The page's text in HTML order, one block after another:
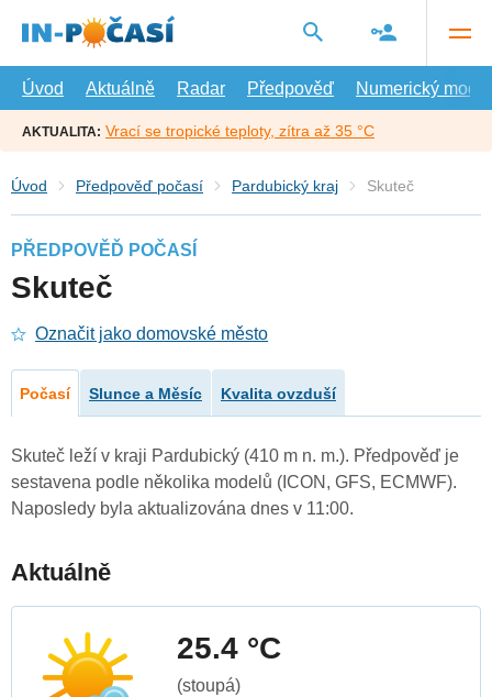
hlavní
Úvod
Aktuálně Radar Předpověď Numerický model
AKTUALITA: Vrací se tropické teploty, zítra až 35 °C
Úvod Předpověď počasí Pardubický kraj Skuteč
PŘEDPOVĚĎ POČASÍ
Skuteč
Označit jako domovské město
Počasí Slunce a Měsíc Kvalita ovzduší
Skuteč leží v kraji Pardubický (410 m n. m.). Předpověď je
sestavena podle několika modelů (ICON, GFS, ECMWF).
Naposledy byla aktualizována dnes v 11:00.
Aktuálně
25.4 °C
(stoupá)